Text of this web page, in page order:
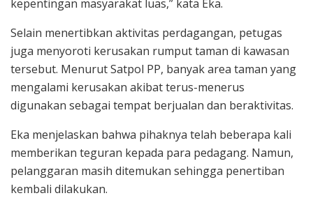
kepentingan masyarakat luas,” kata Eka.
Selain menertibkan aktivitas perdagangan, petugas
juga menyoroti kerusakan rumput taman di kawasan
tersebut. Menurut Satpol PP, banyak area taman yang
mengalami kerusakan akibat terus-menerus
digunakan sebagai tempat berjualan dan beraktivitas.
Eka menjelaskan bahwa pihaknya telah beberapa kali
memberikan teguran kepada para pedagang. Namun,
pelanggaran masih ditemukan sehingga penertiban
kembali dilakukan.